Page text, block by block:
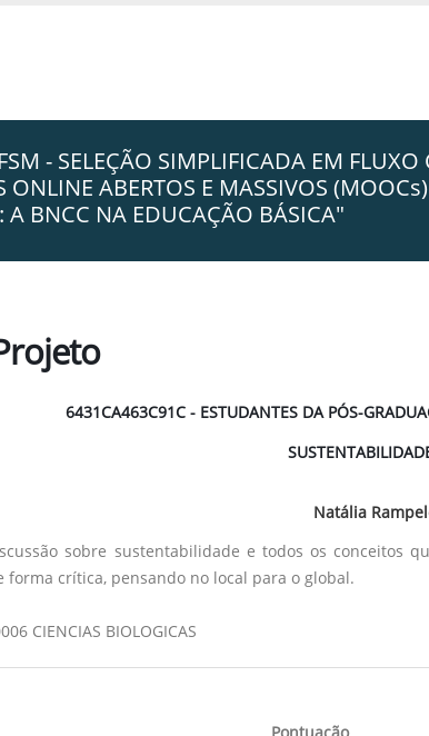
- SELEÇÃO SIMPLIFICADA EM
ONLINE ABERTOS E MASSIVOS
A BNCC NA EDUCAÇÃO BÁSICA"
6431CA463C91C - ESTUDANTES DA PÓS-
Natália
sobre sustentabilidade e todos os
crítica, pensando no local para o global.
CIENCIAS BIOLOGICAS